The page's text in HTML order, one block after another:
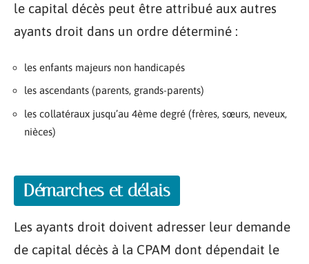
le capital décès peut être attribué aux autres
ayants droit dans un ordre déterminé :
les enfants majeurs non handicapés
les ascendants (parents, grands-parents)
les collatéraux jusqu’au 4ème degré (frères, sœurs, neveux,
nièces)
Démarches et délais
Les ayants droit doivent adresser leur demande
de capital décès à la CPAM dont dépendait le